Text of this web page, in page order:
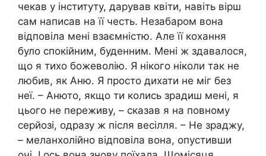
чекав у інституту, дарував квіти, навіть вірш
сам написав на її честь. Незабаром вона
відповіла мені взаємністю. Але її кохання
було спокійним, буденним. Мені ж здавалося,
що я тихо божеволію. Я нікого ніколи так не
любив, як Аню. Я просто дихати не міг без
неї. – Анюто, якщо ти колись зрадиш мені, я
цього не переживу, – сказав я на повному
серйозі, одразу ж після весілля. – Не зраджу,
– меланхолійно відповіла вона, опустивши